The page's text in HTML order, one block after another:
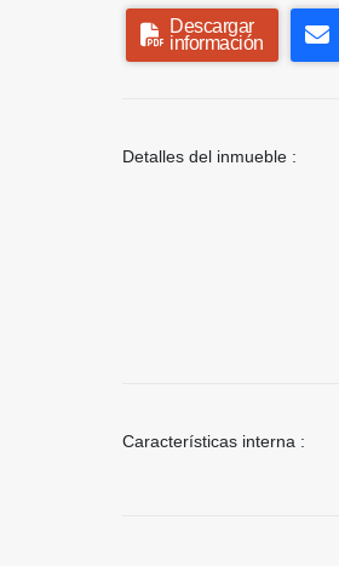
Descargar
información
Detalles del inmueble :
Características interna :